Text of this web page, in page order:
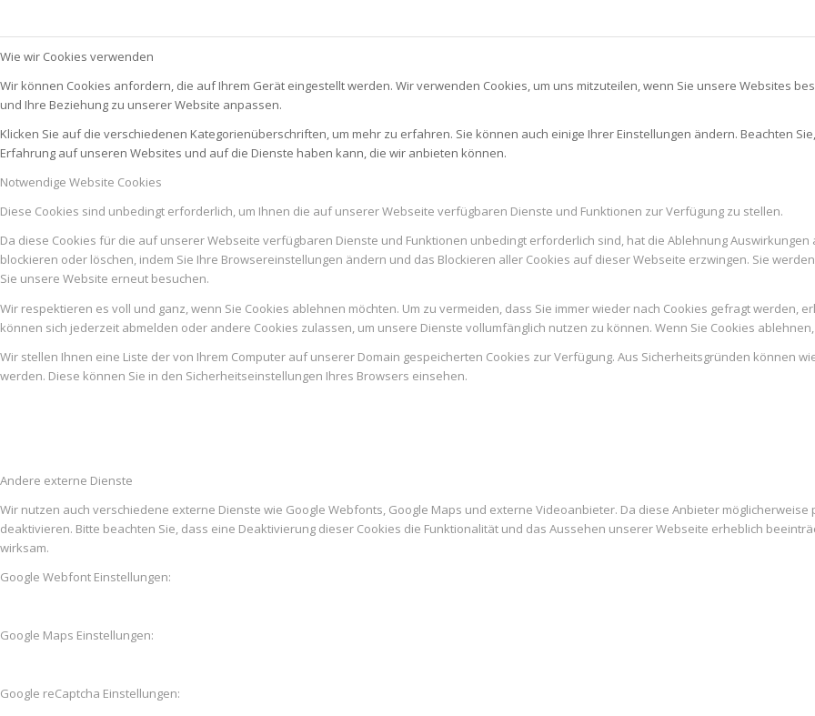
Wie wir Cookies verwenden
Wir können Cookies anfordern, die auf Ihrem Gerät eingestellt werden. Wir verwenden Cookies, um uns mitzuteilen, wenn Sie unsere Websites
und Ihre Beziehung zu unserer Website anpassen.
Klicken Sie auf die verschiedenen Kategorienüberschriften, um mehr zu erfahren. Sie können auch einige Ihrer Einstellungen ändern. Beachten
Erfahrung auf unseren Websites und auf die Dienste haben kann, die wir anbieten können.
Notwendige Website Cookies
Diese Cookies sind unbedingt erforderlich, um Ihnen die auf unserer Webseite verfügbaren Dienste und Funktionen zur Verfügung zu stellen.
Da diese Cookies für die auf unserer Webseite verfügbaren Dienste und Funktionen unbedingt erforderlich sind, hat die Ablehnung
blockieren oder löschen, indem Sie Ihre Browsereinstellungen ändern und das Blockieren aller Cookies auf dieser Webseite erzwingen. Sie
Sie unsere Website erneut besuchen.
Wir respektieren es voll und ganz, wenn Sie Cookies ablehnen möchten. Um zu vermeiden, dass Sie immer wieder nach Cookies gefragt werden,
können sich jederzeit abmelden oder andere Cookies zulassen, um unsere Dienste vollumfänglich nutzen zu können. Wenn Sie Cookies
Wir stellen Ihnen eine Liste der von Ihrem Computer auf unserer Domain gespeicherten Cookies zur Verfügung. Aus Sicherheitsgründen können
werden. Diese können Sie in den Sicherheitseinstellungen Ihres Browsers einsehen.
Andere externe Dienste
Wir nutzen auch verschiedene externe Dienste wie Google Webfonts, Google Maps und externe Videoanbieter. Da diese Anbieter
deaktivieren. Bitte beachten Sie, dass eine Deaktivierung dieser Cookies die Funktionalität und das Aussehen unserer Webseite erheblich
wirksam.
Google Webfont Einstellungen:
Google Maps Einstellungen:
Google reCaptcha Einstellungen: